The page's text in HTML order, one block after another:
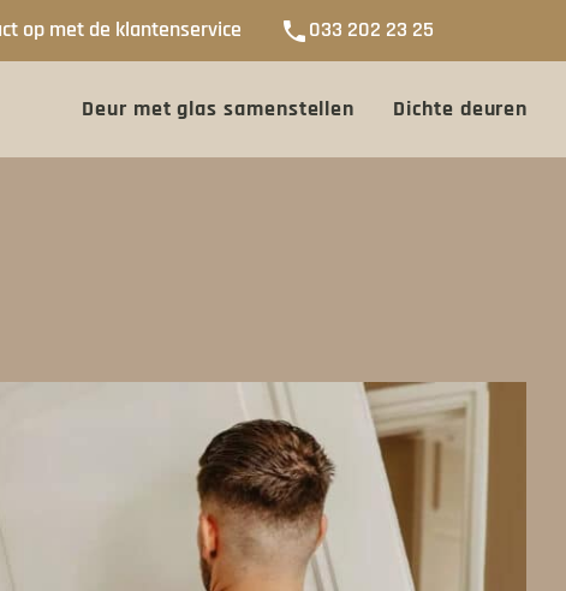
op met de klantenservice phone 033 202 23 25
Deur met glas samenstellen Dichte deuren